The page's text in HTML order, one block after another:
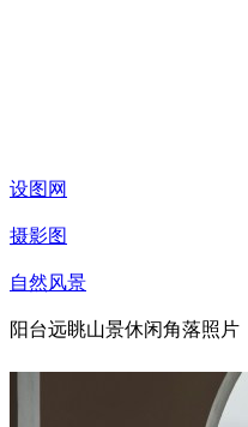
设图网
摄影图
自然风景
阳台远眺山景休闲角落照片